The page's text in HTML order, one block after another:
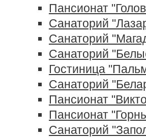
Пансионат
Санаторий
Санаторий
Санаторий
Гостиница
Санаторий
Пансионат
Пансионат
Санаторий